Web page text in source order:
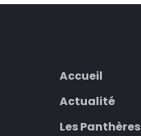
Accueil
Actualité
Les Panthères